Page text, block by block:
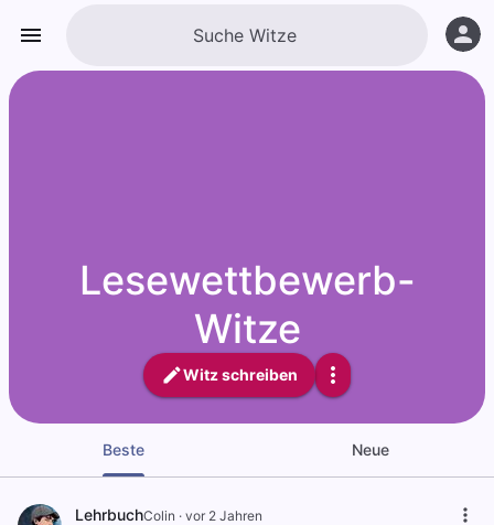
Lesewettbewerb-
Witze
Witz schreiben
Beste Neue
LehrbuchColin · vor 2 Jahren